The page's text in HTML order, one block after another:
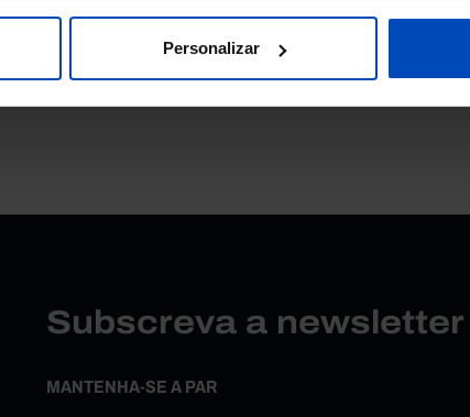
Personalizar
Subscreva a
MANTENHA-SE A PAR